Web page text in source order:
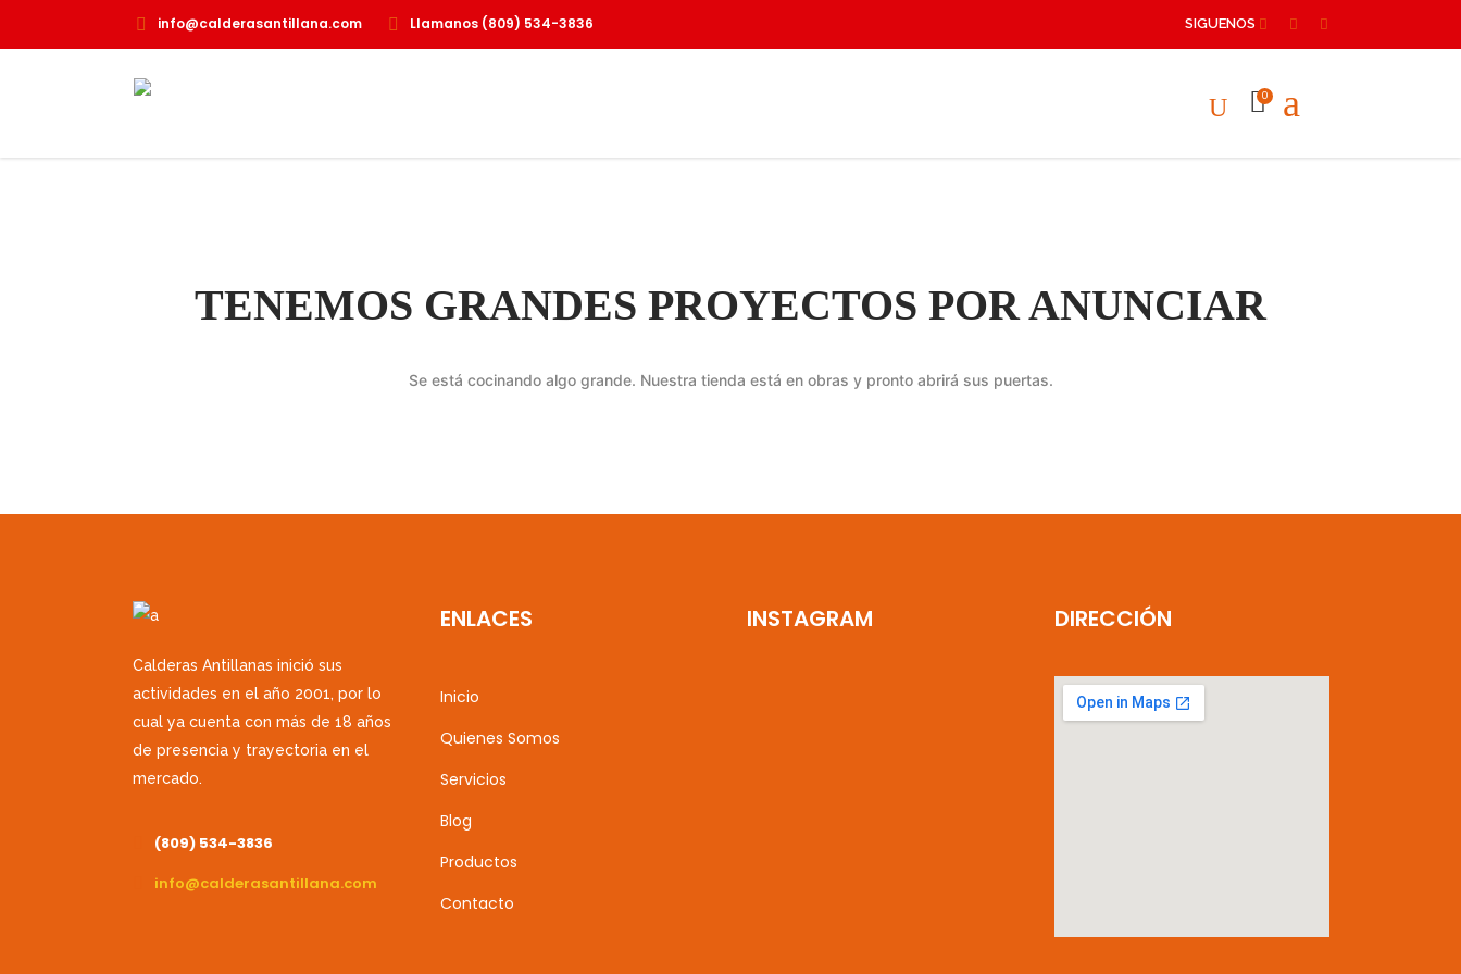
info@calderasantillana.com Llamanos (809) 534-3836 SIGUENOS
0
TENEMOS GRANDES PROYECTOS POR ANUNCIAR
Se está cocinando algo grande. Nuestra tienda está en obras y pronto abrirá sus puertas.
Calderas Antillanas inició sus
actividades en el año 2001, por lo
cual ya cuenta con más de 18 años
de presencia y trayectoria en el
mercado.
(809) 534-3836
info@calderasantillana.com
ENLACES
Inicio
Quienes Somos
Servicios
Blog
Productos
Contacto
INSTAGRAM DIRECCIÓN